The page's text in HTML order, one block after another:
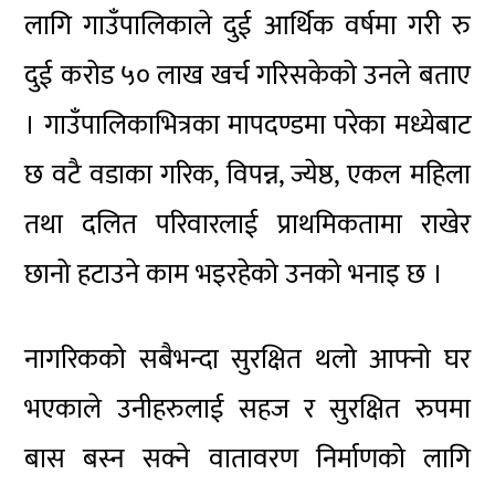
लागि गाउँपालिकाले दुई आर्थिक वर्षमा गरी रु
दुई करोड ५० लाख खर्च गरिसकेको उनले बताए
। गाउँपालिकाभित्रका मापदण्डमा परेका मध्येबाट
छ वटै वडाका गरिक, विपन्न, ज्येष्ठ, एकल महिला
तथा दलित परिवारलाई प्राथमिकतामा राखेर
छानो हटाउने काम भइरहेको उनको भनाइ छ ।
नागरिकको सबैभन्दा सुरक्षित थलो आफ्नो घर
भएकाले उनीहरुलाई सहज र सुरक्षित रुपमा
बास बस्न सक्ने वातावरण निर्माणको लागि